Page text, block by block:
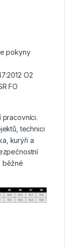
pokyny
O2
FO
pracovníci.
technici
kurýři a
běžné